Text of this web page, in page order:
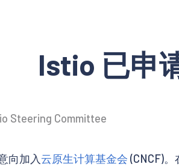
Istio 已申
Steering Committee
向加入 云原生计算基金会 (CNCF)